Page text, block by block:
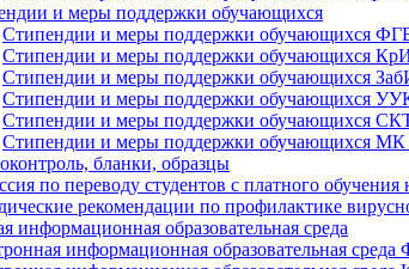
и меры поддержки обучающихся
Стипендии и меры поддержки обучающихся
Стипендии и меры поддержки обучающихся
Стипендии и меры поддержки обучающихся
Стипендии и меры поддержки обучающихся
Стипендии и меры поддержки обучающихся
Стипендии и меры поддержки обучающихся
бланки, образцы
по переводу студентов с платного обучения
рекомендации по профилактике
информационная образовательная среда
информационная образовательная